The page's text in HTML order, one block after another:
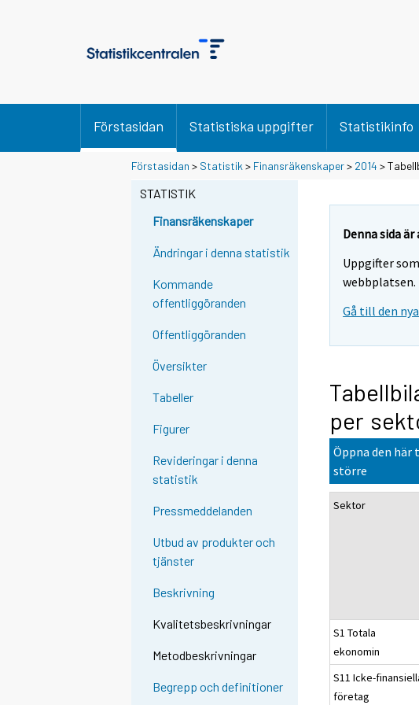
Förstasidan Statistiska uppgifter Statistikinfo
Förstasidan > Statistik > Finansräkenskaper> 2014 >
STATISTIK
Finansräkenskaper
Ändringar i denna statistik
Kommande
offentliggöranden
Offentliggöranden
Översikter
Tabeller
Figurer
Revideringar i denna
statistik
Pressmeddelanden
Utbud av produkter och
tjänster
Beskrivning
Kvalitetsbeskrivningar
Metodbeskrivningar
Begrepp och definitioner
Denna sida är
Uppgifter
webbplatsen.
Gå till den
per
Öppna den här
större
Sektor
S1 Totala
ekonomin
S11 Icke-
företag